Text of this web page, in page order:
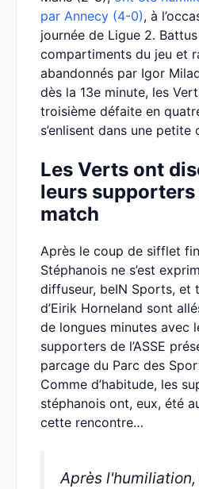
par Annecy (4-0), à
journée de Ligue 2.
compartiments du jeu et
abandonnés par Igor
dès la 13e minute, les
troisième défaite en
s’enlisent dans une petite
Les Verts ont
leurs supporters
match
Après le coup de sifflet
Stéphanois ne s’est
diffuseur, beIN Sports, et
d’Eirik Horneland sont
de longues minutes avec
supporters de l’ASSE
parcage du Parc des
Comme d’habitude, les
stéphanois ont, eux, été
cette rencontre…
Après